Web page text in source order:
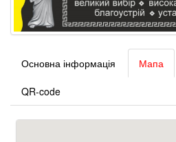
Основна інформація Мапа
QR-code